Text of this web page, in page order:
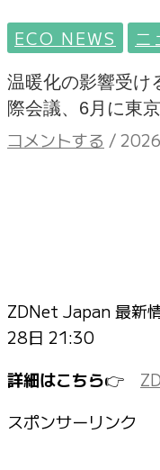
ECO NEWS ニ
温暖化の影響受
際会議、6月に東
コメントする /
ZDNet Japan 最新
28日 21:30
詳細はこちら👉
スポンサーリンク